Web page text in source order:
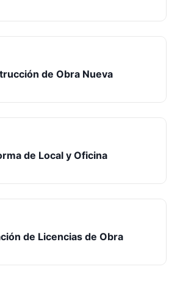
de Obra Nueva
de Local y Oficina
de Licencias de Obra